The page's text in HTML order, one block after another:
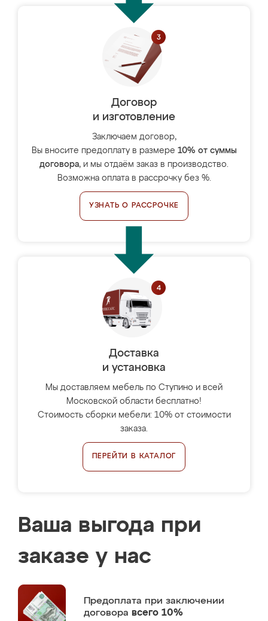
Договор
и изготовление
Заключаем договор,
Вы вносите предоплату в размере 10% от суммы
договора, и мы отдаём заказ в производство.
Возможна оплата в рассрочку без %.
УЗНАТЬ О РАССРОЧКЕ
Доставка
и установка
Мы доставляем мебель по Ступино и всей
Московской области бесплатно!
Стоимость сборки мебели: 10% от стоимости
заказа.
ПЕРЕЙТИ В КАТАЛОГ
Ваша выгода при
заказе у нас
Предоплата при заключении
договора всего 10%